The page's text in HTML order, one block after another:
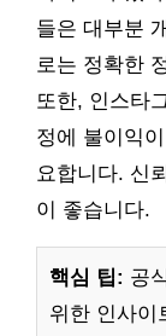
들은 대부분
로는 정확한
또한, 인스타
정에 불이익
요합니다. 신
이 좋습니다.
핵심 팁: 공
위한 인사이